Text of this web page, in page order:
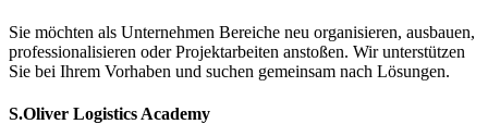
Sie möchten als Unternehmen Bereiche neu organisieren, ausbauen,
professionalisieren oder Projektarbeiten anstoßen. Wir unterstützen
Sie bei Ihrem Vorhaben und suchen gemeinsam nach Lösungen.
S.Oliver Logistics Academy